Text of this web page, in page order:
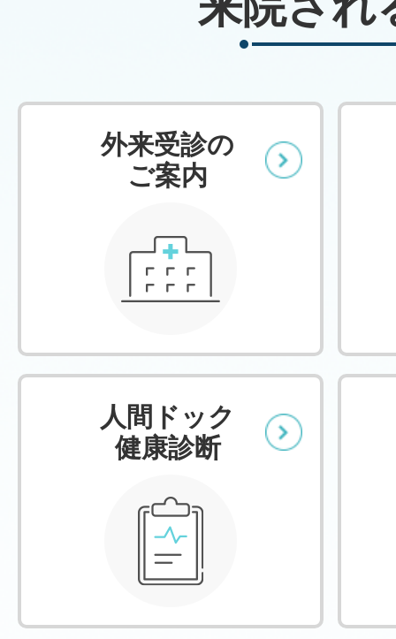
外来受診の
ご案内
人間ドック
健康診断